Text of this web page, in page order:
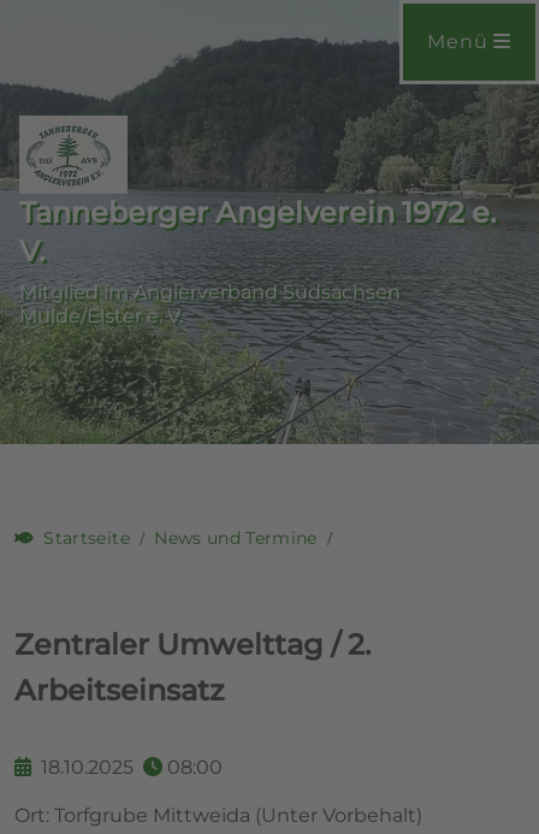
Menü
Tanneberger Angelverein 1972 e.
V.
Mitglied im Anglerverband Südsachsen
Mulde/Elster e. V.
Startseite News und Termine
Zentraler Umwelttag / 2.
Arbeitseinsatz
18.10.2025 08:00
Ort: Torfgrube Mittweida (Unter Vorbehalt)